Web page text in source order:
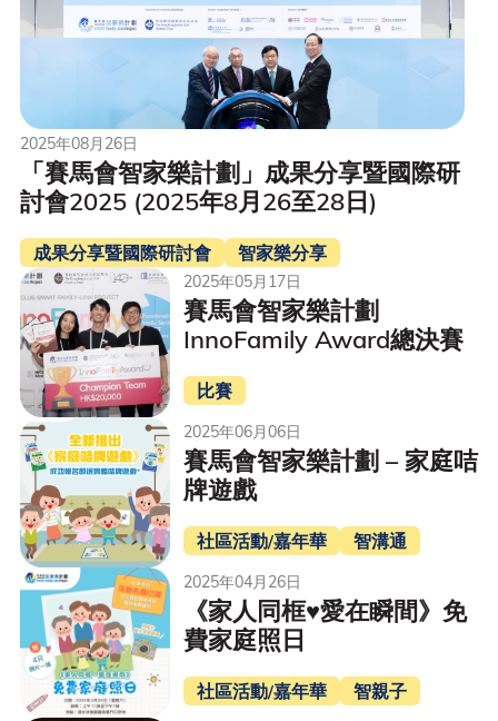
2025年08月26日
「賽馬會智家樂計劃」成果分享暨國際研
討會2025 (2025年8月26至28日)
成果分享暨國際研討會 智家樂分享
2025年05月17日
賽馬會智家樂計劃
InnoFamily Award總決賽
比賽
2025年06月06日
賽馬會智家樂計劃 – 家庭咭
牌遊戲
社區活動/嘉年華 智溝通
2025年04月26日
《家人同框♥️愛在瞬間》免
費家庭照日
社區活動/嘉年華 智親子